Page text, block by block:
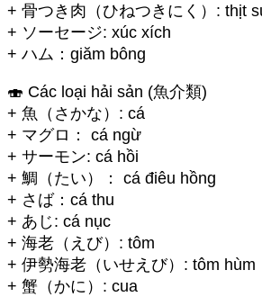
+ 骨つき肉（ひねつきにく）: thịt
+ ソーセージ: xúc xích
+ ハム：giăm bông
🍣 Các loại hải sản (魚介類)
+ 魚（さかな）: cá
+ マグロ： cá ngừ
+ サーモン: cá hồi
+ 鯛（たい）： cá điêu hồng
+ さば：cá thu
+ あじ: cá nục
+ 海老（えび）: tôm
+ 伊勢海老（いせえび）: tôm hùm
+ 蟹（かに）: cua